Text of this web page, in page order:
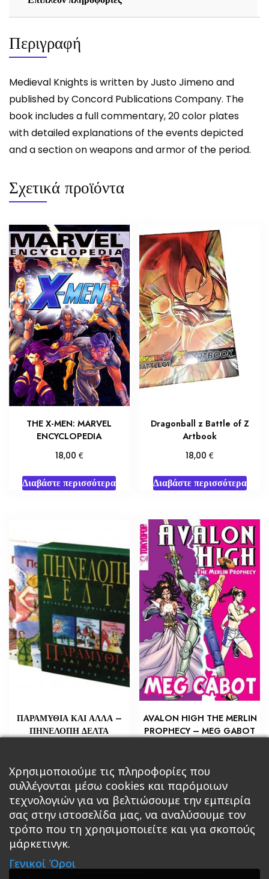
Περιγραφή
Medieval Knights is written by Justo Jimeno and
published by Concord Publications Company. The
book includes a full commentary, 20 color plates
with detailed explanations of the events depicted
and a section on weapons and armor of the period.
Σχετικά προϊόντα
THE X-MEN: MARVEL
ENCYCLOPEDIA
18,00 €
Διαβάστε περισσότερα
Dragonball z Battle of Z
Artbook
18,00€
Διαβάστε περισσότερα
ΠΑΡΑΜΥΘΙΑ ΚΑΙ ΑΛΛΑ –
ΠΗΝΕΛΟΠΗ ΔΕΛΤΑ
Προσθήκη στο καλάθι
AVALON HIGH THE MERLIN
PROPHECY – MEG GABOT
Προσθήκη στο καλάθι
Κεντρική Βιβλία
Roleplaying Games Ψυχαγωγία Εκδόσεις Βάρδος
Χρησιμοποιούμε τις πληροφορίες που
συλλέγονται μέσω cookies και παρόμοιων
τεχνολογιών για να βελτιώσουμε την εμπειρία
σας στην ιστοσελίδα μας, να αναλύσουμε τον
τρόπο που τη χρησιμοποιείτε και για σκοπούς
μάρκετινγκ.
Γενικοί Όροι